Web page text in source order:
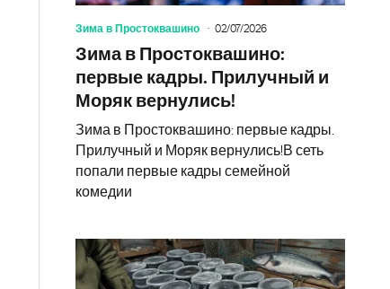
Зима в Простоквашино 02/07/2026
Зима в Простоквашино:
первые кадры. Прилучный и
Моряк вернулись!
Зима в Простоквашино: первые кадры.
Прилучный и Моряк вернулись!В сеть
попали первые кадры семейной
комедии